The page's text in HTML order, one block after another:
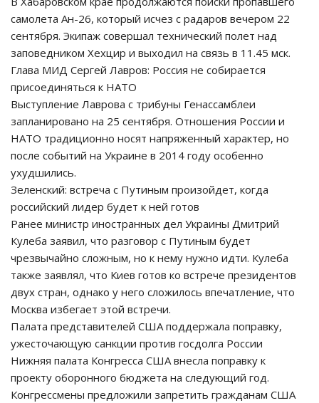
самолета Ан-26, который исчез с радаров вечером 22
сентября. Экипаж совершал технический полет над
заповедником Хехцир и выходил на связь в 11.45 мск.
Глава МИД Сергей Лавров: Россия не собирается
присоединяться к НАТО
Выступление Лаврова с трибуны Генассамблеи
запланировано на 25 сентября. Отношения России и
НАТО традиционно носят напряженный характер, но
после событий на Украине в 2014 году особенно
ухудшились.
Зеленский: встреча с Путиным произойдет, когда
российский лидер будет к ней готов
Ранее министр иностранных дел Украины Дмитрий
Кулеба заявил, что разговор с Путиным будет
чрезвычайно сложным, но к нему нужно идти. Кулеба
также заявлял, что Киев готов ко встрече президентов
двух стран, однако у него сложилось впечатление, что
Москва избегает этой встречи.
Палата представителей США поддержала поправку,
ужесточающую санкции против госдолга России
Нижняя палата Конгресса США внесла поправку к
проекту оборонного бюджета на следующий год.
Конгрессмены предложили запретить гражданам США